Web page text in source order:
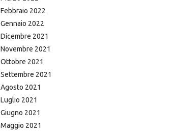
Febbraio 2022
Gennaio 2022
Dicembre 2021
Novembre 2021
Ottobre 2021
Settembre 2021
Agosto 2021
Luglio 2021
Giugno 2021
Maggio 2021